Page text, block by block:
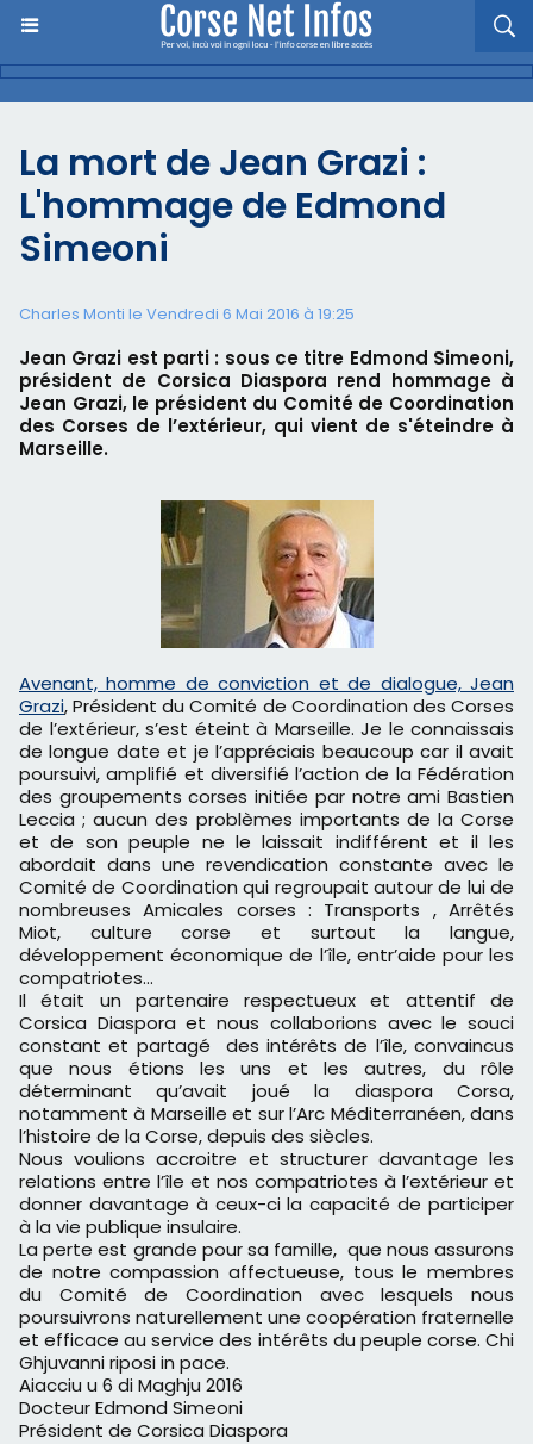
La mort de Jean Grazi :
L'hommage de Edmond
Simeoni
Charles Monti le Vendredi 6 Mai 2016 à 19:25
Jean Grazi est parti : sous ce titre Edmond Simeoni,
président de Corsica Diaspora rend hommage à
Jean Grazi, le président du Comité de Coordination
des Corses de l’extérieur, qui vient de s'éteindre à
Marseille.
Avenant, homme de conviction et de dialogue, Jean
Grazi, Président du Comité de Coordination des Corses
de l’extérieur, s’est éteint à Marseille. Je le connaissais
de longue date et je l’appréciais beaucoup car il avait
poursuivi, amplifié et diversifié l’action de la Fédération
des groupements corses initiée par notre ami Bastien
Leccia ; aucun des problèmes importants de la Corse
et de son peuple ne le laissait indifférent et il les
abordait dans une revendication constante avec le
Comité de Coordination qui regroupait autour de lui de
nombreuses Amicales corses : Transports , Arrêtés
Miot, culture corse et surtout la langue,
développement économique de l’île, entr’aide pour les
compatriotes…
Il était un partenaire respectueux et attentif de
Corsica Diaspora et nous collaborions avec le souci
constant et partagé des intérêts de l’île, convaincus
que nous étions les uns et les autres, du rôle
déterminant qu’avait joué la diaspora Corsa,
notamment à Marseille et sur l’Arc Méditerranéen, dans
l’histoire de la Corse, depuis des siècles.
Nous voulions accroitre et structurer davantage les
relations entre l’île et nos compatriotes à l’extérieur et
donner davantage à ceux-ci la capacité de participer
à la vie publique insulaire.
La perte est grande pour sa famille, que nous assurons
de notre compassion affectueuse, tous le membres
du Comité de Coordination avec lesquels nous
poursuivrons naturellement une coopération fraternelle
et efficace au service des intérêts du peuple corse. Chi
Ghjuvanni riposi in pace.
Aiacciu u 6 di Maghju 2016
Docteur Edmond Simeoni
Président de Corsica Diaspora